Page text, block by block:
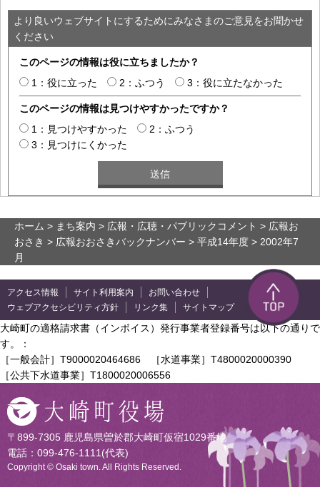
より良いウェブサイトにするためにみなさまのご意見をお聞かせ
ください
このページの情報は役に立ちましたか？
1：役に立った
2：ふつう 3：役に立たなかった
このページの情報は見つけやすかったですか？
1：見つけやすかった
2：ふつう
3：見つけにくかった
ホーム > まち案内 > 広報・広聴・パブリックコメント > 広報お
おさき > 広報おおさきバックナンバー > 平成14年度 > 2002年7
月
アクセス情報 サイト利用案内
お問い合わせ
ウェブアクセシビリティ方針
リンク集 サイトマップ
大崎町の適格請求書（インボイス）発行事業者登録番号は以下の通りで
す。：
［一般会計］T9000020464686 ［水道事業］T4800020000390
［公共下水道事業］T1800020006556
〒899-7305 鹿児島県曽於郡大崎町仮宿1029番地
電話：099-476-1111(代表)
Copyright © Osaki town. All Rights Reserved.